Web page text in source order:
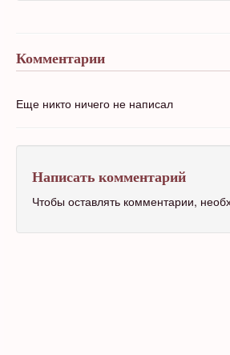
Комментарии
Еще никто ничего не написал
Написать комментарий
Чтобы оставлять комментарии,